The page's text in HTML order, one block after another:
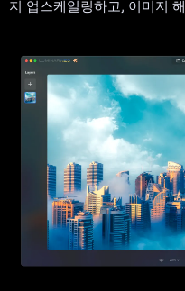
지 업스케일링하고, 이미지